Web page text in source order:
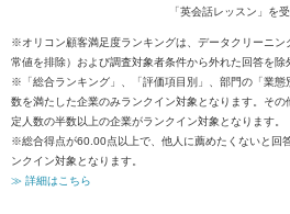
「英会話レッスン」を
※オリコン顧客満足度ランキングは、データクリーニ
常値を排除）および調査対象者条件から外れた回答を除
※「総合ランキング」、「評価項目別」、部門の「業態
数を満たした企業のみランクイン対象となります。そ
定人数の半数以上の企業がランクイン対象となります。
※総合得点が60.00点以上で、他人に薦めたくないと回
ンクイン対象となります。
≫ 詳細はこちら